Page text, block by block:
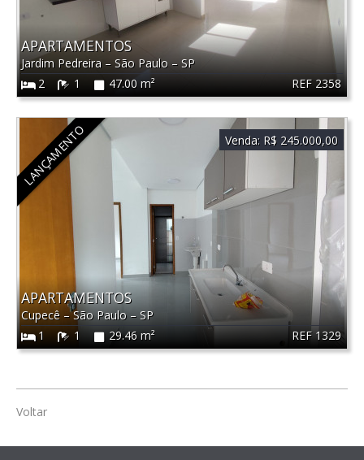
REF 2358
APARTAMENTOS
Jardim Pedreira – São Paulo – SP
2
1 47.00 m²
LANÇAMENTO
REF 1329
APARTAMENTOS
Cupecê –São Paulo– SP
1
1 29.46 m²
Venda: R$ 245.000,00
Voltar